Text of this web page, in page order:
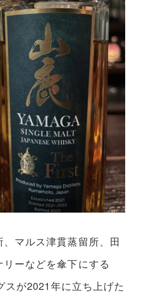
マルス津貫蒸留所、田
ーなどを傘下にする
スが2021年に立ち上げた